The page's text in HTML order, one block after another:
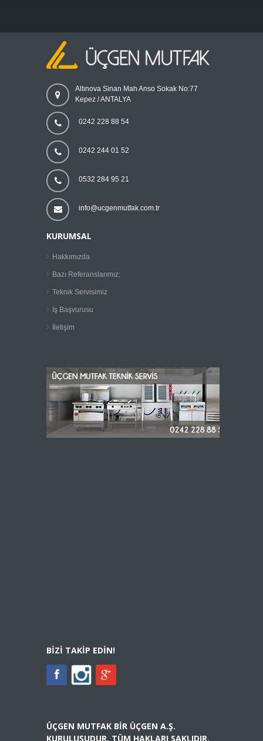
Altınova Sinan Mah Anso Sokak No:77
Kepez / ANTALYA
0242 228 88 54
0242 244 01 52
0532 284 95 21
info@ucgenmutfak.com.tr
KURUMSAL
Hakkımızda
Bazı Referanslarımız;
Teknik Servisimiz
İş Başvurusu
İletişim
BIZI TAKIP EDIN!
ÜÇGEN MUTFAK BIR ÜÇGEN A.Ş.
KURULUŞUDUR. TÜM HAKLARI SAKLIDIR.